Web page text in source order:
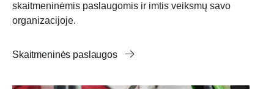
skaitmeninėmis paslaugomis ir imtis veiksmų savo
organizacijoje.
Skaitmeninės paslaugos